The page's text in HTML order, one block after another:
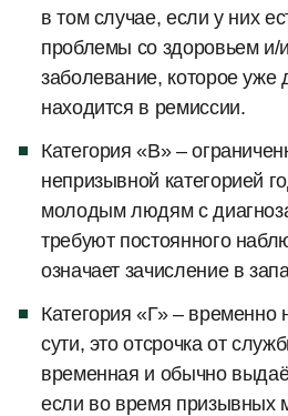
в том случае, если у них
проблемы со здоровьем и/
заболевание, которое уже
находится в ремиссии.
Категория «В» –
непризывной категорией
молодым людям с
требуют постоянного
означает зачисление в
Категория «Г» – временно
сути, это отсрочка от
временная и обычно
если во время призывных